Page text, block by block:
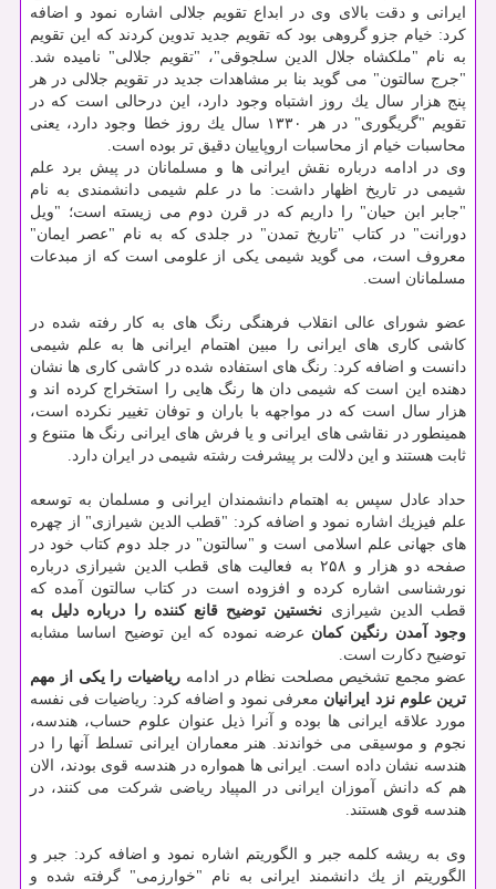
ایرانی و دقت بالای وی در ابداع تقویم جلالی اشاره نمود و اضافه
كرد: خیام جزو گروهی بود كه تقویم جدید تدوین كردند كه این تقویم
به نام "ملكشاه جلال الدین سلجوقی"، "تقویم جلالی" نامیده شد.
"جرج سالتون" می گوید بنا بر مشاهدات جدید در تقویم جلالی در هر
پنج هزار سال یك روز اشتباه وجود دارد، این درحالی است كه در
تقویم "گریگوری" در هر ۱۳۳۰ سال یك روز خطا وجود دارد، یعنی
محاسبات خیام از محاسبات اروپاییان دقیق تر بوده است.
وی در ادامه درباره نقش ایرانی ها و مسلمانان در پیش برد علم
شیمی در تاریخ اظهار داشت: ما در علم شیمی دانشمندی به نام
"جابر ابن حیان" را داریم كه در قرن دوم می زیسته است؛ "ویل
دورانت" در كتاب "تاریخ تمدن" در جلدی كه به نام "عصر ایمان"
معروف است، می گوید شیمی یكی از علومی است كه از مبدعات
مسلمانان است.
عضو شورای عالی انقلاب فرهنگی رنگ های به كار رفته شده در
كاشی كاری های ایرانی را مبین اهتمام ایرانی ها به علم شیمی
دانست و اضافه كرد: رنگ های استفاده شده در كاشی كاری ها نشان
دهنده این است كه شیمی دان ها رنگ هایی را استخراج كرده اند و
هزار سال است كه در مواجهه با باران و توفان تغییر نكرده است،
همینطور در نقاشی های ایرانی و یا فرش های ایرانی رنگ ها متنوع و
ثابت هستند و این دلالت بر پیشرفت رشته شیمی در ایران دارد.
حداد عادل سپس به اهتمام دانشمندان ایرانی و مسلمان به توسعه
علم فیزیك اشاره نمود و اضافه كرد: "قطب الدین شیرازی" از چهره
های جهانی علم اسلامی است و "سالتون" در جلد دوم كتاب خود در
صفحه دو هزار و ۲۵۸ به فعالیت های قطب الدین شیرازی درباره
نورشناسی اشاره كرده و افزوده است در كتاب سالتون آمده كه
قطب الدین شیرازی نخستین توضیح قانع كننده را درباره دلیل به
وجود آمدن رنگین كمان عرضه نموده كه این توضیح اساسا مشابه
توضیح دكارت است.
عضو مجمع تشخیص مصلحت نظام در ادامه ریاضیات را یكی از مهم
ترین علوم نزد ایرانیان معرفی نمود و اضافه كرد: ریاضیات فی نفسه
مورد علاقه ایرانی ها بوده و آنرا ذیل عنوان علوم حساب، هندسه،
نجوم و موسیقی می خواندند. هنر معماران ایرانی تسلط آنها را در
هندسه نشان داده است. ایرانی ها همواره در هندسه قوی بودند، الان
هم كه دانش آموزان ایرانی در المپیاد ریاضی شركت می كنند، در
هندسه قوی هستند.
وی به ریشه كلمه جبر و الگوریتم اشاره نمود و اضافه كرد: جبر و
الگوریتم از یك دانشمند ایرانی به نام "خوارزمی" گرفته شده و